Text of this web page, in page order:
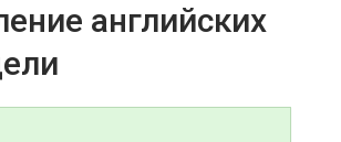
английских